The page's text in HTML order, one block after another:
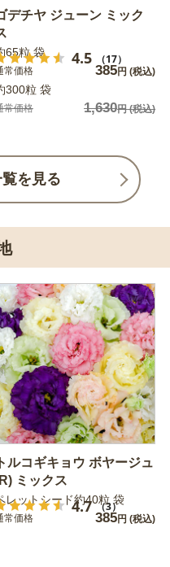
デチヤ ジューン ミック
4.5 （17）
65粒 袋
常価格 385円 (税込)
300粒 袋
常価格 1,630円(税込)
を見る
トルコギキョウ ボヤージュ
ミックス
4.7 （3）
レットシード約40粒 袋
常価格 385円 (税込)